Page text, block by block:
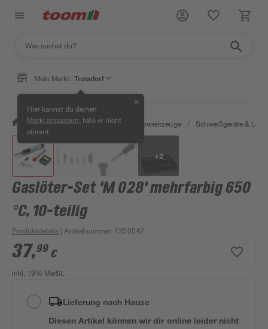
Mein Markt: Troisdorf
Hier kannst du deinen
Markt anpassen , falls er nicht
stimmt.
✕
/ Werkstatt & Maschinen / Elektrowerkzeuge / Schweißgeräte &
+2
Gaslöter-Set 'M 028' mehrfarbig 650
°C, 10-teilig
Produktdetails | Artikelnummer: 1350042
37,99 €
inkl. 19% MwSt.
Lieferung nach Hause
Diesen Artikel können wir dir online leider nicht